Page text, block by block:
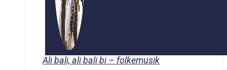
Ali bali, ali bali bi – folkemusik